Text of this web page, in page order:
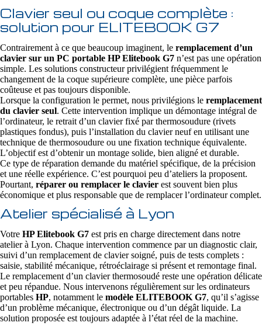
Clavier seul ou coque complète :
solution pour ELITEBOOK G7
Contrairement à ce que beaucoup imaginent, le remplacement d’un
clavier sur un PC portable HP Elitebook G7 n’est pas une opération
simple. Les solutions constructeur privilégient fréquemment le
changement de la coque supérieure complète, une pièce parfois
coûteuse et pas toujours disponible.
Lorsque la configuration le permet, nous privilégions le remplacement
du clavier seul. Cette intervention implique un démontage intégral de
l’ordinateur, le retrait d’un clavier fixé par thermosoudure (rivets
plastiques fondus), puis l’installation du clavier neuf en utilisant une
technique de thermosoudure ou une fixation technique équivalente.
L’objectif est d’obtenir un montage solide, bien aligné et durable.
Ce type de réparation demande du matériel spécifique, de la précision
et une réelle expérience. C’est pourquoi peu d’ateliers la proposent.
Pourtant, réparer ou remplacer le clavier est souvent bien plus
économique et plus responsable que de remplacer l’ordinateur complet.
Atelier spécialisé à Lyon
Votre HP Elitebook G7 est pris en charge directement dans notre
atelier à Lyon. Chaque intervention commence par un diagnostic clair,
suivi d’un remplacement de clavier soigné, puis de tests complets :
saisie, stabilité mécanique, rétroéclairage si présent et remontage final.
Le remplacement d’un clavier thermosoudé reste une opération délicate
et peu répandue. Nous intervenons régulièrement sur les ordinateurs
portables HP, notamment le modèle ELITEBOOK G7, qu’il s’agisse
d’un problème mécanique, électronique ou d’un dégât liquide. La
solution proposée est toujours adaptée à l’état réel de la machine.